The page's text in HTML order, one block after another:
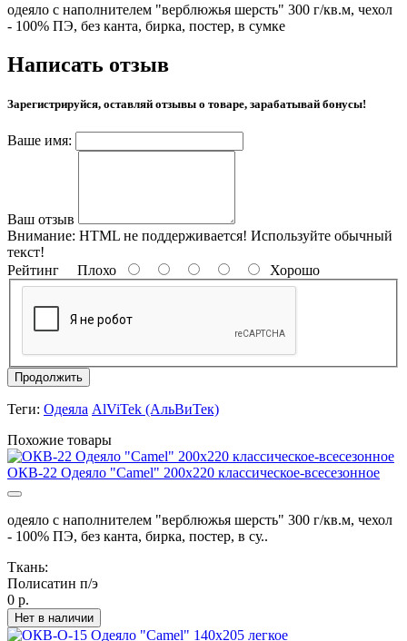
одеяло с наполнителем "верблюжья шерсть" 300 г/кв.м, чехол
- 100% ПЭ, без канта, бирка, постер, в сумке
Написать отзыв
Зарегистрируйся, оставляй отзывы о товаре, зарабатывай бонусы!
Ваше имя:
Ваш отзыв
Внимание: HTML не поддерживается! Используйте обычный
текст!
Рейтинг Плохо Хорошо
Продолжить
Теги: Одеяла AlViTek (АльВиТек)
Похожие товары
ОКВ-22 Одеяло "Camel" 200х220 классическое-всесезонное
одеяло с наполнителем "верблюжья шерсть" 300 г/кв.м, чехол
- 100% ПЭ, без канта, бирка, постер, в су..
Ткань:
Полисатин п/э
0 р.
Нет в наличии